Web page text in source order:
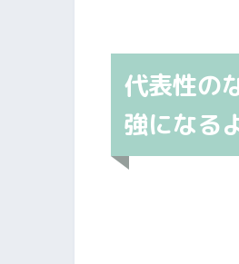
代表性の
強になる